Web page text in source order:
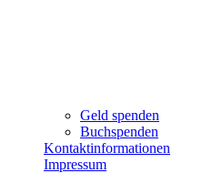
Geld spenden
Buchspenden
Kontaktinformationen
Impressum